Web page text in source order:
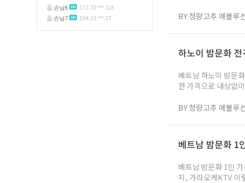
쪽으로 밀집되어있다고 보시면됩니다. 지금은 경남타워 부근
주하며,한인식당,한
보시면 되겠습니다. 예전에는 쭝화쪽이 많이 발달하였지만, 지금은 미딩이 한인타운 하면 첫뻔째로 이야기가 나오는
곳이죠. 쭝화는 구한인촌이라고 보시면 되겠
BY 청량고추 에볼루
하노이 밤문화
베트남 하노이 밤문화 추천 떡 마
한 가격으로 내상없이 가장 재밌게 즐
오케 KTV 가라오케는 사실 하노이뿐만 아니라 베트남 전역에 퍼져있는 굉장히 기본적인 밤문화 유형이다. 하노이에
에게는 플러스 요인이기 때문이다. 흔히들 꽁까이라는 말은 베트남 여
통용되기도 한다. 이런 꽁까이들이 베트남의 수도인만큼 많이 보유하고 있으며 가격역시 일반 한국과 비교해보았을
때 굉장히 저렴하다는것을 알 수 있다. 따라서 많은 한국인 관
BY 청량고추 에볼루
베트남 밤문화 1
베트남 밤문화 1인 가격 - 에코걸,마사
지, 가라오케KTV 이